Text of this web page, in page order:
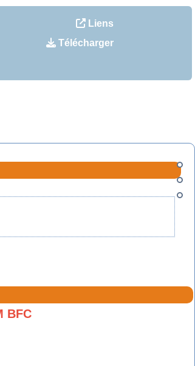
Liens
Télécharger
BFC